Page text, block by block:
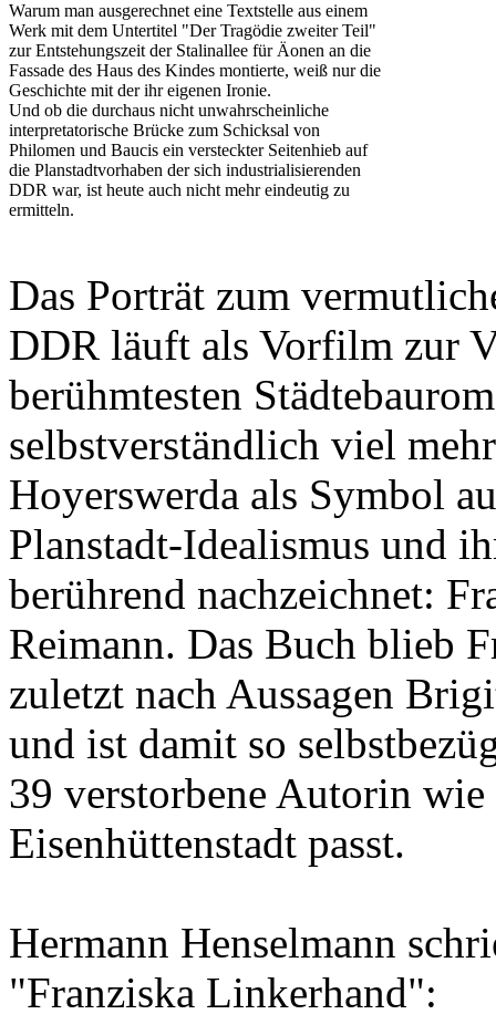
Warum man ausgerechnet eine Textstelle aus einem
Werk mit dem Untertitel "Der Tragödie zweiter Teil"
zur Entstehungszeit der Stalinallee für Äonen an die
Fassade des Haus des Kindes montierte, weiß nur die
Geschichte mit der ihr eigenen Ironie.
Und ob die durchaus nicht unwahrscheinliche
interpretatorische Brücke zum Schicksal von
Philomen und Baucis ein versteckter Seitenhieb auf
die Planstadtvorhaben der sich industrialisierenden
DDR war, ist heute auch nicht mehr eindeutig zu
ermitteln.
Das Porträt zum
DDR läuft als Vorfilm zur
berühmtesten
selbstverständlich viel
Hoyerswerda als Symbol
Planstadt-Idealismus und
berührend nachzeichnet:
Reimann. Das Buch blieb
zuletzt nach Aussagen
und ist damit so
39 verstorbene Autorin
Eisenhüttenstadt passt.
Hermann Henselmann
"Franziska Linkerhand":